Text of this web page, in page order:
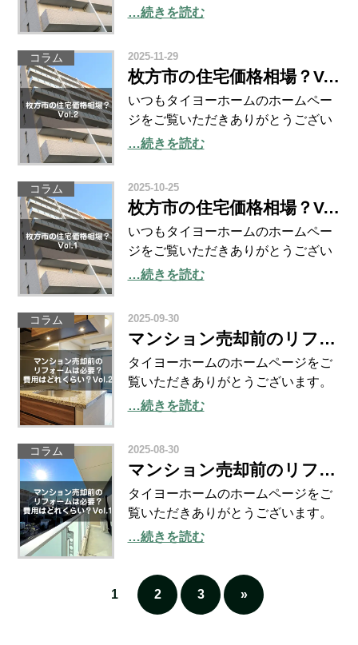
覧いただきますようお願い致しま
午（ひのえうま）』の年。 燃え盛る
火のような情熱を持
…続きを読む
コラム 2025-11-29
枚方市の住宅価格相場？Vol.2
いつもタイヨーホームのホームペー
ジをご覧いただきありがとうござい
ます。 早いもので、あと少しで2025
阪・関西万博など盛り上がりの多か
った印象ですね。ちなみ
…続きを読む
コラム 2025-10-25
枚方市の住宅価格相場？Vol.1
いつもタイヨーホームのホームペー
ジをご覧いただきありがとうござい
ます。 大阪・関西万博も
いらっしゃるのではないでしょう
か？ かくいう筆者も万博に何度か
…続きを読む
コラム 2025-09-30
マンション売却前のリフォームは必要？費用はどれくらい？Vol.2
タイヨーホームのホームページをご
覧いただきありがとうございます。
9月の中旬くらいから急激にひんやり
回は前回の「マンション売却前のリ
フォームは必要？費用
…続きを読む
コラム 2025-08-30
マンション売却前のリフォームは必要？費用はどれくらい？Vol.1
タイヨーホームのホームページをご
覧いただきありがとうございます。
もうすぐ9月というのに、未だに猛暑
コラムは、マンション売却前のリフ
ォームが必要ですか
…続きを読む
1 2 3 »